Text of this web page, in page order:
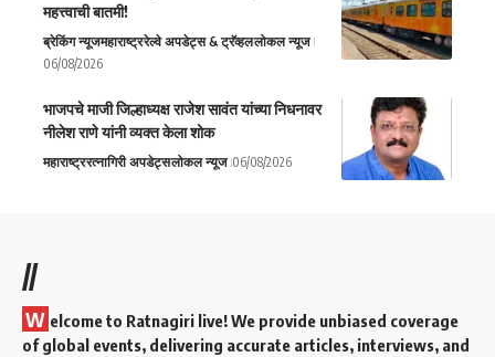
महत्त्वाची बातमी!
ब्रेकिंग न्यूजमहाराष्ट्ररेल्वे अपडेट्स & ट्रॅव्हललोकल न्यूज
06/08/2026
भाजपचे माजी जिल्हाध्यक्ष राजेश सावंत यांच्या निधनावर
नीलेश राणे यांनी व्यक्त केला शोक
महाराष्ट्ररत्नागिरी अपडेट्सलोकल न्यूज 06/08/2026
//
W elcome to Ratnagiri live! We provide unbiased coverage
of global events, delivering accurate articles, interviews, and